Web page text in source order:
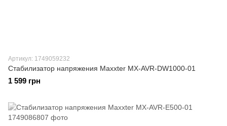
Артикул: 1749059232
Стабилизатор напряжения Maxxter MX-AVR-DW1000-01
1 599 грн